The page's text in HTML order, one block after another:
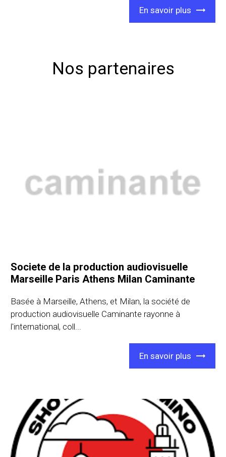
En savoir plus
Nos partenaires
Societe de la production audiovisuelle
Marseille Paris Athens Milan Caminante
Basée à Marseille, Athens, et Milan, la société de
production audiovisuelle Caminante rayonne à
l'international, coll...
En savoir plus